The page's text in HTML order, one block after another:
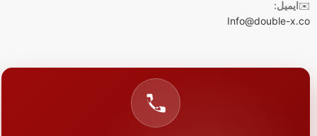
✉️ایمیل:
Info@double-x.co